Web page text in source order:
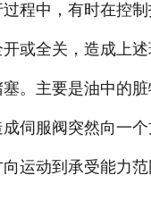
中，有时在控制
或全关，造成上
。主要是油中的
伺服阀突然向一
运动到承受能力